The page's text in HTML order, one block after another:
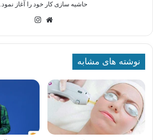
حاشیه سازی کار خود را آغاز نمود.
وبسایت
نوشته های مشابه